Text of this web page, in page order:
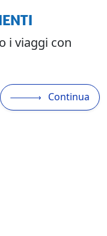
i viaggi con
Continua